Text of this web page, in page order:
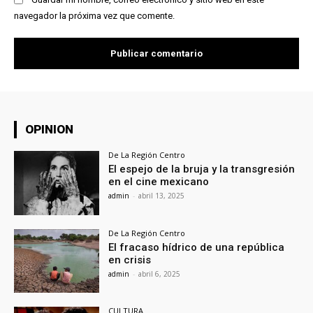
navegador la próxima vez que comente.
OPINION
De La Región Centro
El espejo de la bruja y la transgresión
en el cine mexicano
admin - abril 13, 2025
De La Región Centro
El fracaso hídrico de una república
en crisis
admin - abril 6, 2025
CULTURA